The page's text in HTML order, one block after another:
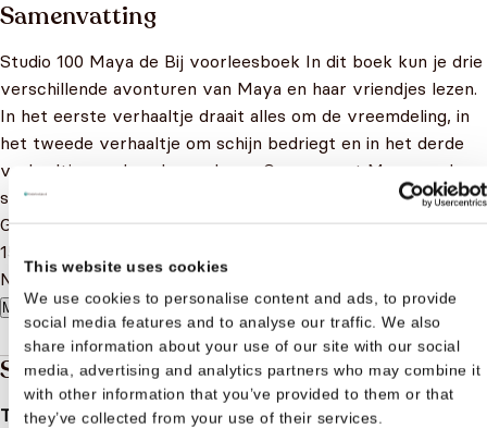
This website uses cookies
We use cookies to personalise content and ads, to provide
social media features and to analyse our traffic. We also
share information about your use of our site with our social
media, advertising and analytics partners who may combine it
with other information that you’ve provided to them or that
they’ve collected from your use of their services.
Samenvatting
Studio 100 Maya de Bij voorleesboek In dit boek kun je drie
verschillende avonturen van Maya en haar vriendjes lezen.
In het eerste verhaaltje draait alles om de vreemdeling, in
het tweede verhaaltje om schijn bedriegt en in het derde
verhaaltje om de schone slaper. Ga mee met Maya op deze
spannende avonturen. Specificaties: Kleur: multicolor
Geslacht: junior Materiaal: karton, papier Afmetingen: 20 x
15 x 1,4 cm (L x B x D) Bindwijze: gekartonneerd Taal:
Nederlands Leeftijd: vanaf 3 jaar Auteur: Gert Verhulst
Meer lezen
Specificaties
Taalnl